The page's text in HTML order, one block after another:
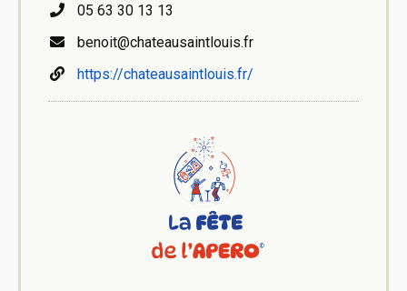
05 63 30 13 13
benoit@chateausaintlouis.fr
https://chateausaintlouis.fr/